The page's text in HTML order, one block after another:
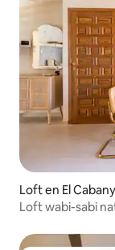
Loft en El
Loft wabi-sabi